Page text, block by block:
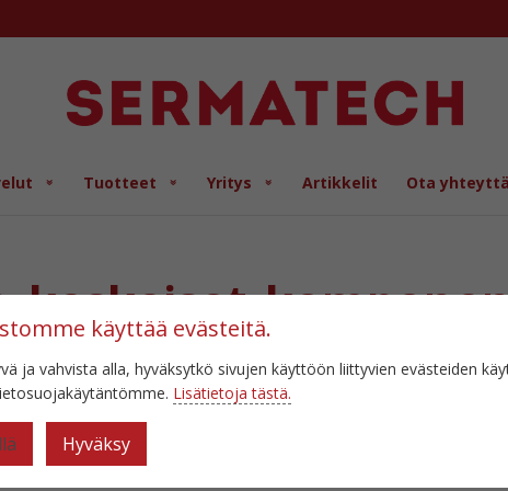
Tuotteet Yritys Artikkelit Ota yhteyttä
käyttää evästeitä.
ja vahvista alla, hyväksytkö sivujen käyttöön liittyvien evästeiden
Lisätietoja tästä.
Hyväksy